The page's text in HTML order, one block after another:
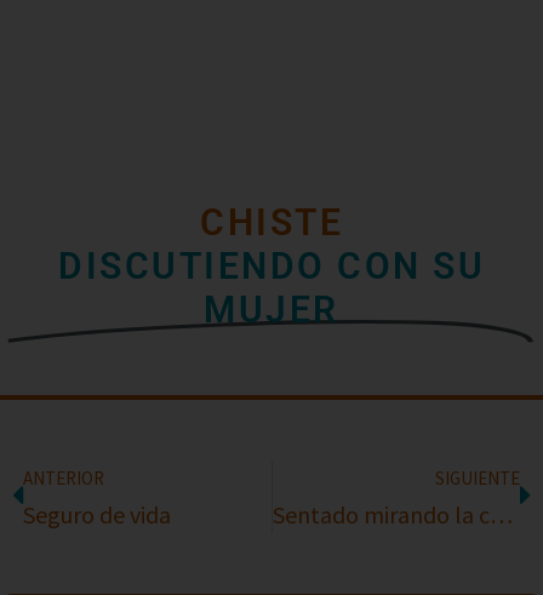
CHISTE
DISCUTIENDO CON SU
MUJER
ANTERIOR
Seguro de vida
SIGUIENTE
Sentado mirando la copa